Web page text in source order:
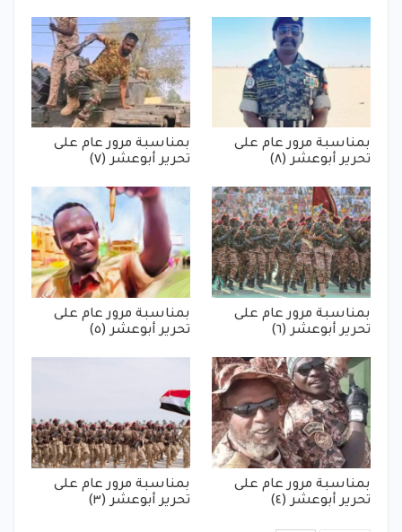
بمناسبة مرور عام على
تحرير أبوعشر (٨)
بمناسبة مرور عام على
تحرير أبوعشر (٧)
بمناسبة مرور عام على
تحرير أبوعشر (٦)
بمناسبة مرور عام على
تحرير أبوعشر (٥)
بمناسبة مرور عام على
تحرير أبوعشر (٤)
بمناسبة مرور عام على
تحرير أبوعشر (٣)